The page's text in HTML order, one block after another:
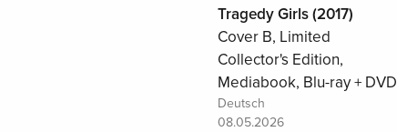
Tragedy Girls (2017)
Cover B, Limited
Collector's Edition,
Mediabook, Blu-ray + DVD
Deutsch
08.05.2026